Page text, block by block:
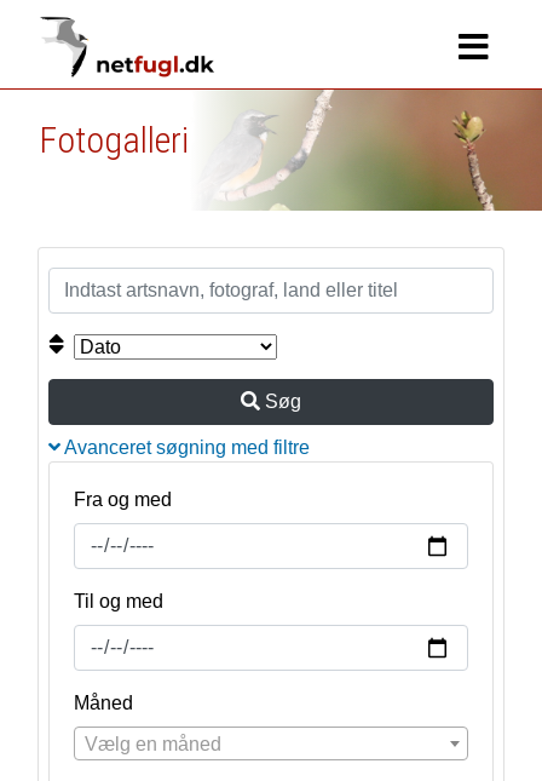
Fotogalleri
Søg
Avanceret søgning med filtre
Fra og med
Til og med
Måned
Vælg en måned